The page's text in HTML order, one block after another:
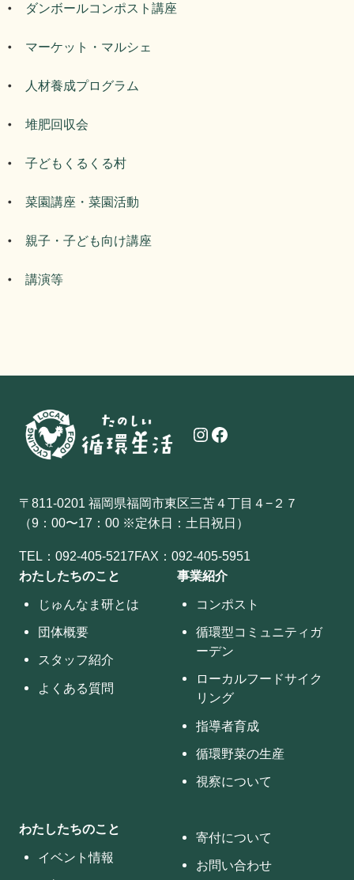
ダンボールコンポスト講座
マーケット・マルシェ
人材養成プログラム
堆肥回収会
子どもくるくる村
菜園講座・菜園活動
親子・子ども向け講座
講演等
Instagram Facebook
〒811-0201 福岡県福岡市東区三苫４丁目４−２７
（9：00〜17：00 ※定休日：土日祝日）
TEL：092-405-5217FAX：092-405-5951
わたしたちのこと
じゅんなま研とは
団体概要
スタッフ紹介
よくある質問
事業紹介
コンポスト
循環型コミュニティガ
ーデン
ローカルフードサイク
リング
指導者育成
循環野菜の生産
視察について
わたしたちのこと
イベント情報
寄付について
お問い合わせ